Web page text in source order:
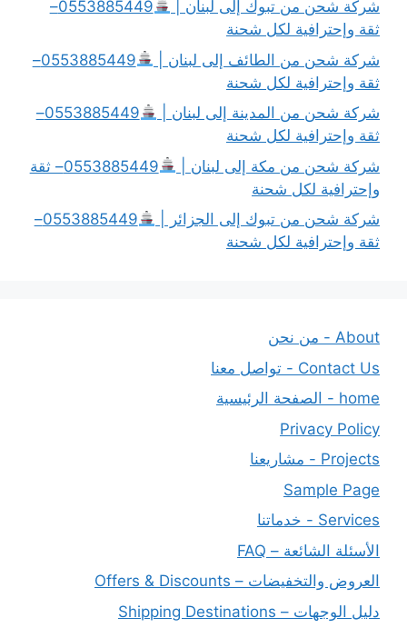
شركة شحن من تبوك إلى لبنان |
0553885449–
ثقة وإحترافية لكل شحنة
شركة شحن من الطائف إلى لبنان |
0553885449–
ثقة وإحترافية لكل شحنة
شركة شحن من المدينة إلى لبنان |
0553885449–
ثقة وإحترافية لكل شحنة
شركة شحن من مكة إلى لبنان |
0553885449– ثقة
وإحترافية لكل شحنة
شركة شحن من تبوك إلى الجزائر |
0553885449–
ثقة وإحترافية لكل شحنة
About - من نحن
Contact Us - تواصل معنا
home - الصفحة الرئيسية
Privacy Policy
Projects - مشاريعنا
Sample Page
Services - خدماتنا
الأسئلة الشائعة – FAQ
العروض والتخفيضات – Offers & Discounts
دليل الوجهات – Shipping Destinations